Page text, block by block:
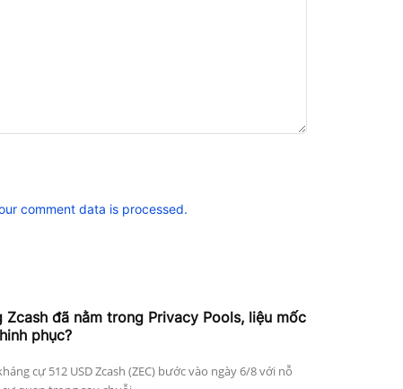
comment data is processed.
Zcash đã nằm trong Privacy Pools, liệu mốc
phục?
cự 512 USD Zcash (ZEC) bước vào ngày 6/8 với nỗ